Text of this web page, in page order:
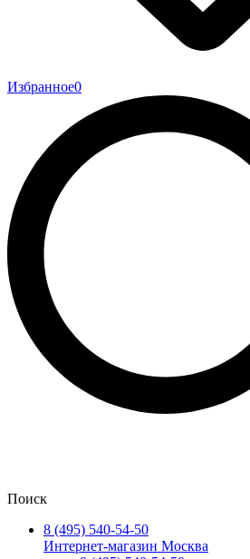
Избранное0
Поиск
8 (495) 540-54-50
Интернет-магазин Москва